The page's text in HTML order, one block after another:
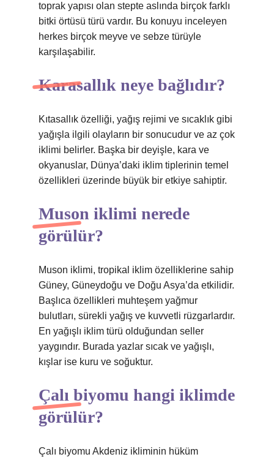
toprak yapısı olan stepte aslında birçok farklı
bitki örtüsü türü vardır. Bu konuyu inceleyen
herkes birçok meyve ve sebze türüyle
karşılaşabilir.
Karasallık neye bağlıdır?
Kıtasallık özelliği, yağış rejimi ve sıcaklık gibi
yağışla ilgili olayların bir sonucudur ve az çok
iklimi belirler. Başka bir deyişle, kara ve
okyanuslar, Dünya’daki iklim tiplerinin temel
özellikleri üzerinde büyük bir etkiye sahiptir.
Muson iklimi nerede
görülür?
Muson iklimi, tropikal iklim özelliklerine sahip
Güney, Güneydoğu ve Doğu Asya’da etkilidir.
Başlıca özellikleri muhteşem yağmur
bulutları, sürekli yağış ve kuvvetli rüzgarlardır.
En yağışlı iklim türü olduğundan seller
yaygındır. Burada yazlar sıcak ve yağışlı,
kışlar ise kuru ve soğuktur.
Çalı biyomu hangi iklimde
görülür?
Çalı biyomu Akdeniz ikliminin hüküm